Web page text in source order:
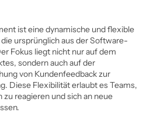
ist eine dynamische und flexible
die ursprünglich aus der Software­
Fokus liegt nicht nur auf dem
sondern auch auf der
von Kundenfeedback zur
Diese Flexibilität erlaubt es Teams,
reagieren und sich an neue